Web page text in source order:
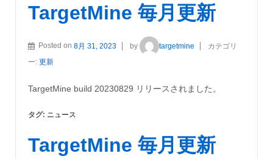
TargetMine 毎月更新
Posted on 8月 31, 2023 by targetmine
カテゴリ
ー: 更新
TargetMine build 20230829 リリースされました。
タグ: ニュース
TargetMine 毎月更新